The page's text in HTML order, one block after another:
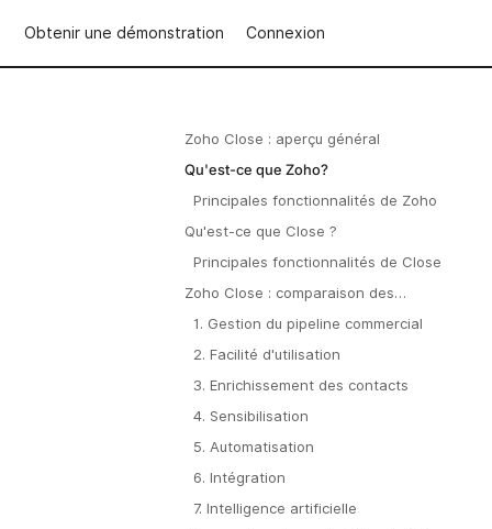
Obtenir une démonstration Connexion
Zoho Close : aperçu général
Qu'est-ce que Zoho?
Principales fonctionnalités de Zoho
Qu'est-ce que Close ?
Principales fonctionnalités de Close
Zoho Close : comparaison des
1. Gestion du pipeline commercial
2. Facilité d'utilisation
3. Enrichissement des contacts
4. Sensibilisation
5. Automatisation
6. Intégration
7. Intelligence artificielle